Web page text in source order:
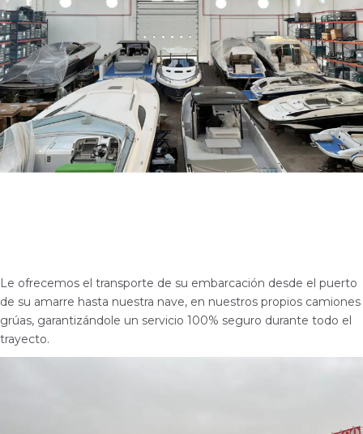
Le ofrecemos el transporte de su embarcación desde el puerto
de su amarre hasta nuestra nave, en nuestros propios camiones
grúas, garantizándole un servicio 100% seguro durante todo el
trayecto.